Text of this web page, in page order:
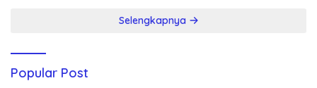
Selengkapnya
Popular Post